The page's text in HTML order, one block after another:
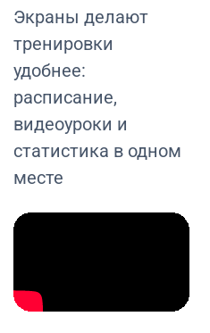
Экраны делают
тренировки
удобнее:
расписание,
видеоуроки и
статистика в одном
месте